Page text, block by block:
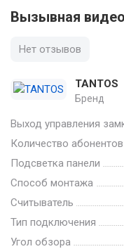
Вызывная
Нет отзывов
TANTOS
Бренд
Выход управления
Количество абонентов
Подсветка панели
Способ монтажа
Считыватель
Тип подключения
Угол обзора